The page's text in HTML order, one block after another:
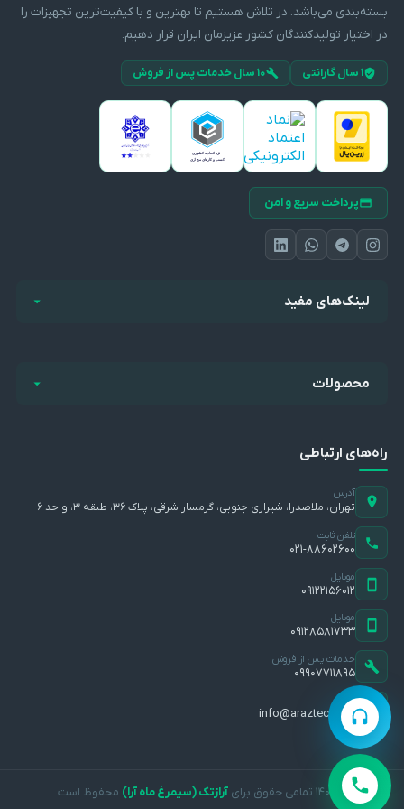
بسته‌بندی می‌باشد. در تلاش هستیم تا بهترین و با کیفیت‌ترین تجهیزات را
در اختیار تولیدکنندگان کشور عزیزمان ایران قرار دهیم.
۱ سال گارانتی ۱۰ سال خدمات پس از فروش
پرداخت سریع و امن
لینک‌های مفید
محصولات
راه‌های ارتباطی
آدرس
تهران، ملاصدرا، شیرازی جنوبی، گرمسار شرقی، پلاک ۳۶، طبقه ۳، واحد ۶
تلفن ثابت
۰۲۱-۸۸۶۰۲۶۰۰
موبایل
۰۹۱۲۲۱۵۶۰۱۲
موبایل
۰۹۱۲۸۵۸۱۷۳۳
خدمات پس از فروش
۰۹۹۰۷۷۱۱۸۹۵
ایمیل
info@araztec.com
© ۱۴۰۵ تمامی حقوق برای آرازتک (سیمرغ ماه آرا) محفوظ است.